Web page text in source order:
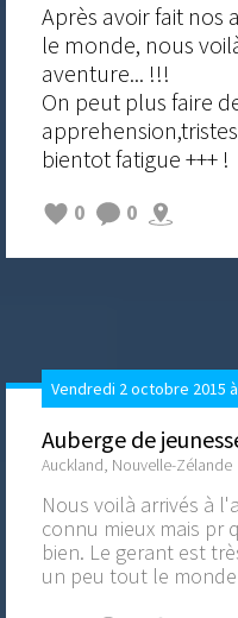
Après avoir fait
le monde, nous
aventure... !!!
On peut plus faire
bientot fatigue +++ !
0 0
Vendredi 2 octobre 2015
Auberge de
Auckland, Nouvelle-Zélande
Nous voilà arrivés à
connu mieux mais pr
bien. Le gerant est
un peu tout le monde